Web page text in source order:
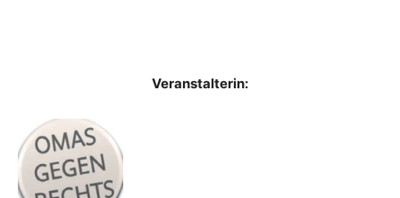
Veranstalterin: